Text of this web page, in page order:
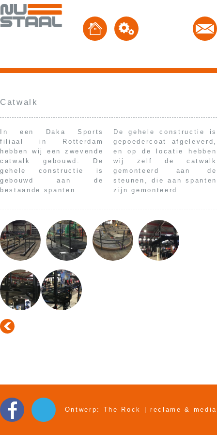
Catwalk
In een Daka Sports
filiaal in Rotterdam
hebben wij een zwevende
catwalk gebouwd. De
gehele constructie is
gebouwd aan de
bestaande spanten.
De gehele constructie is
gepoedercoat afgeleverd,
en op de locatie hebben
wij zelf de catwalk
gemonteerd aan de
steunen, die aan spanten
zijn gemonteerd
Ontwerp: The Rock | reclame & media